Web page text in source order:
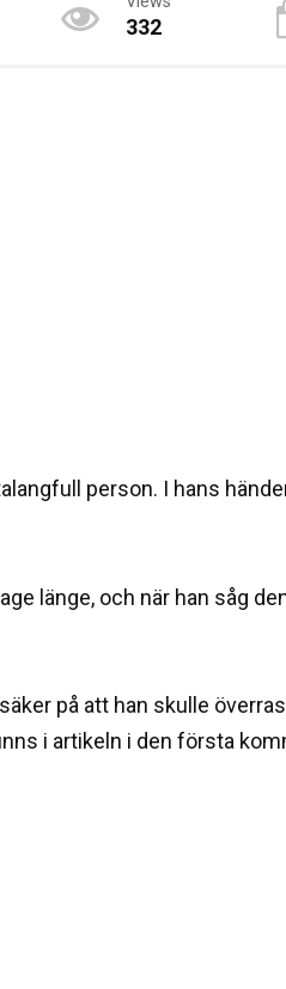
332
person. I hans
länge, och när han såg
på att han skulle
i artikeln i den första